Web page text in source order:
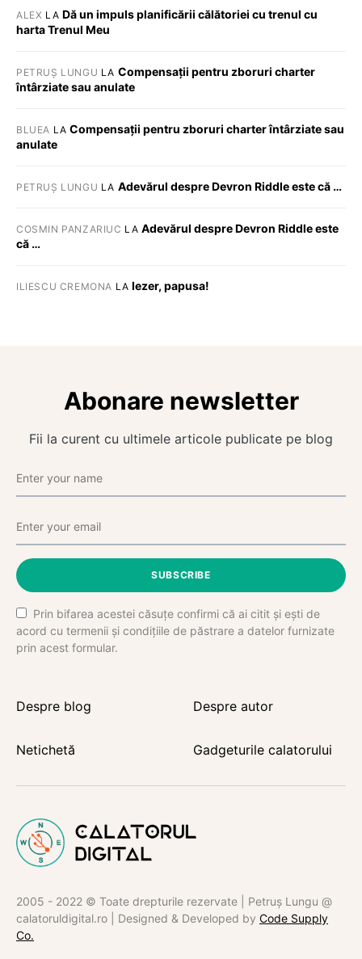
ALEX LA Dă un impuls planificării călătoriei cu trenul cu
harta Trenul Meu
PETRUȘ LUNGU LA Compensații pentru zboruri charter
întârziate sau anulate
BLUEA LACompensații pentru zboruri charter întârziate sau
anulate
PETRUȘ LUNGU LA Adevărul despre Devron Riddle este că …
COSMIN PANZARIUC LA Adevărul despre Devron Riddle este
că …
ILIESCU CREMONA LAIezer, papusa!
Abonare newsletter
Fii la curent cu ultimele articole publicate pe blog
SUBSCRIBE
Prin bifarea acestei căsuțe confirmi că ai citit și ești de
acord cu termenii și condițiile de păstrare a datelor furnizate
prin acest formular.
Despre blog Despre autor
Netichetă Gadgeturile calatorului
2005 - 2022 © Toate drepturile rezervate | Petruș Lungu @
calatoruldigital.ro | Designed & Developed by Code Supply
Co.